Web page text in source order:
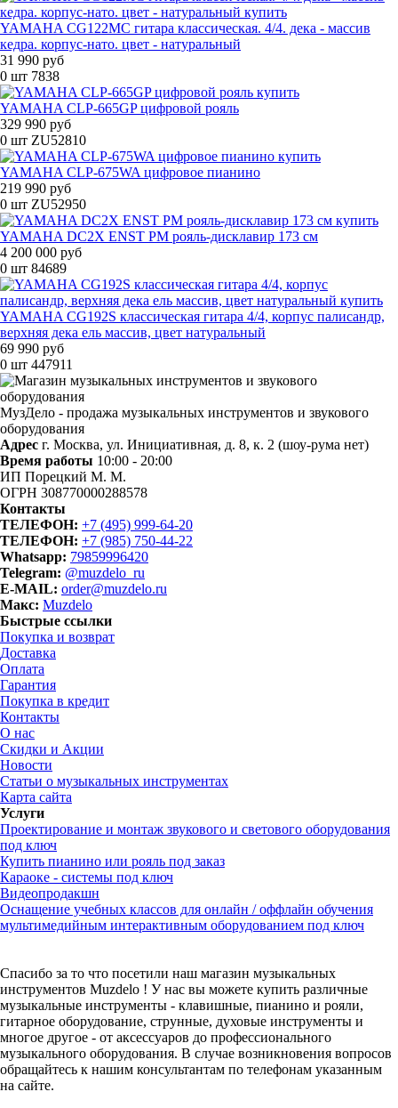
YAMAHA CG122MC гитара классическая. 4/4. дека - массив
кедра. корпус-нато. цвет - натуральный
31 990 руб
0 шт 7838
YAMAHA CLP-665GP цифровой рояль
329 990 руб
0 шт ZU52810
YAMAHA CLP-675WA цифровое пианино
219 990 руб
0 шт ZU52950
YAMAHA DC2X ENST PM рояль-дисклавир 173 см
4 200 000 руб
0 шт 84689
YAMAHA CG192S классическая гитара 4/4, корпус палисандр,
верхняя дека ель массив, цвет натуральный
69 990 руб
0 шт 447911
МузДело - продажа музыкальных инструментов и звукового
оборудования
Адрес г. Москва, ул. Инициативная, д. 8, к. 2 (шоу-рума нет)
Время работы 10:00 - 20:00
ИП Порецкий М. М.
ОГРН 308770000288578
Контакты
ТЕЛЕФОН: +7 (495) 999-64-20
ТЕЛЕФОН: +7 (985) 750-44-22
Whatsapp: 79859996420
Telegram: @muzdelo_ru
E-MAIL: order@muzdelo.ru
Макс: Muzdelo
Быстрые ссылки
Покупка и возврат
Доставка
Оплата
Гарантия
Покупка в кредит
Контакты
О нас
Скидки и Акции
Новости
Статьи о музыкальных инструментах
Карта сайта
Услуги
Проектирование и монтаж звукового и светового оборудования
под ключ
Купить пианино или рояль под заказ
Караоке - системы под ключ
Видеопродакшн
Оснащение учебных классов для онлайн / оффлайн обучения
мультимедийным интерактивным оборудованием под ключ
Спасибо за то что посетили наш магазин музыкальных
инструментов Muzdelo ! У нас вы можете купить различные
музыкальные инструменты - клавишные, пианино и рояли,
гитарное оборудование, струнные, духовые инструменты и
многое другое - от аксессуаров до профессионального
музыкального оборудования. В случае возникновения вопросов
обращайтесь к нашим консультантам по телефонам указанным
на сайте.